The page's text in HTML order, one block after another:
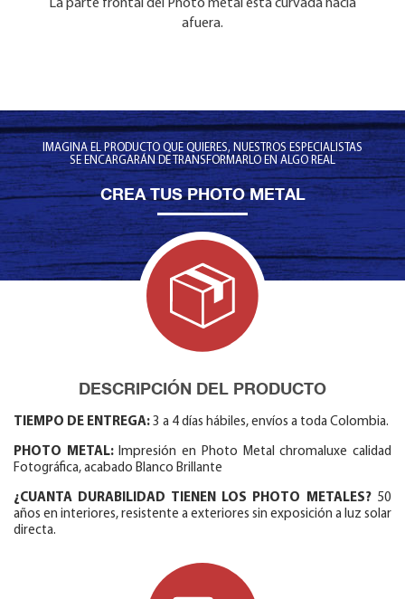
La parte frontal del Photo Metal está curvada hacia
adentro.
La parte frontal del Photo metal está curvada hacia
afuera.
IMAGINA EL PRODUCTO QUE QUIERES, NUESTROS ESPECIALISTAS
SE ENCARGARÁN DE TRANSFORMARLO EN ALGO REAL
CREA TUS PHOTO METAL
DESCRIPCIÓN DEL PRODUCTO
TIEMPO DE ENTREGA: 3 a 4 días hábiles, envíos a toda Colombia.
PHOTO METAL:Impresión en Photo Metal chromaluxe calidad
Fotográfica, acabado Blanco Brillante
¿CUANTA DURABILIDAD TIENEN LOS PHOTO METALES?50
años en interiores, resistente a exteriores sin exposición a luz solar
directa.